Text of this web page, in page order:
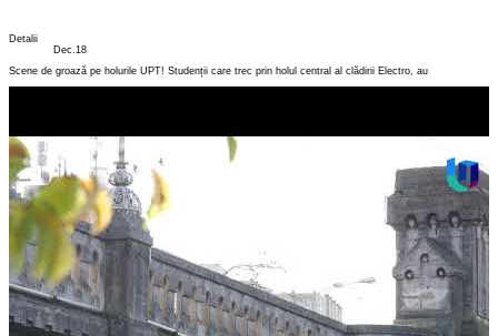
Detalii
Dec.18
Scene de groază pe holurile UPT! Studenții care trec prin holul central al clădirii Electro, au